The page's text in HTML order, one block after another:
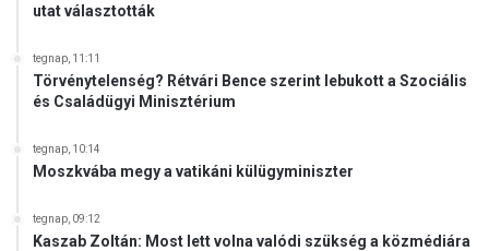
utat választották
tegnap, 11:11
Törvénytelenség? Rétvári Bence szerint lebukott a Szociális
és Családügyi Minisztérium
tegnap, 10:14
Moszkvába megy a vatikáni külügyminiszter
tegnap, 09:12
Kaszab Zoltán: Most lett volna valódi szükség a közmédiára